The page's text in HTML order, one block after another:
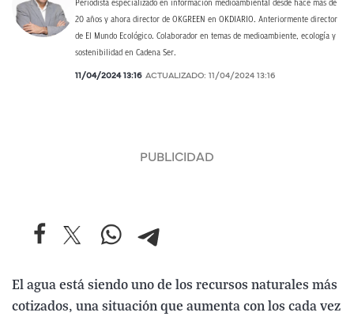
Periodista especializado en información medioambiental desde hace más de
20 años y ahora director de OKGREEN en OKDIARIO. Anteriormente director
de El Mundo Ecológico. Colaborador en temas de medioambiente, ecología y
sostenibilidad en Cadena Ser.
11/04/2024 13:16 ACTUALIZADO: 11/04/2024 13:16
El agua está siendo uno de los recursos naturales más
cotizados, una situación que aumenta con los cada vez